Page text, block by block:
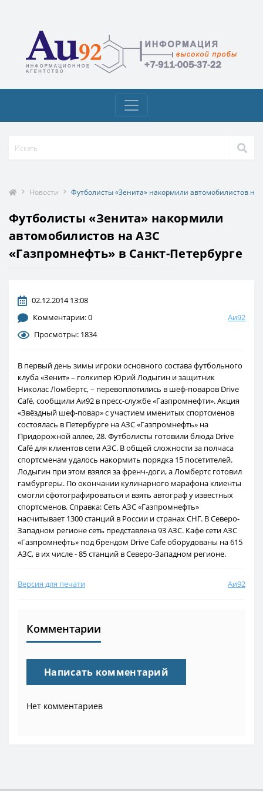
Новости Футболисты «Зенита» накормили автомобилистов на
Футболисты «Зенита» накормили
автомобилистов на АЗС
«Газпромнефть» в Санкт-Петербурге
02.12.2014 13:08
Комментарии: 0
Просмотры: 1834
Аи92
В первый день зимы игроки основного состава футбольного
клуба «Зенит» – голкипер Юрий Лодыгин и защитник
Николас Ломбертс, – перевоплотились в шеф-поваров Drive
Café, сообщили Аи92 в пресс-службе «Газпромнефти». Акция
«Звёздный шеф-повар» с участием именитых спортсменов
состоялась в Петербурге на АЗС «Газпромнефть» на
Придорожной аллее, 28. Футболисты готовили блюда Drive
Café для клиентов сети АЗС. В общей сложности за полчаса
спортсменам удалось накормить порядка 15 посетителей.
Лодыгин при этом взялся за френч-доги, а Ломбертс готовил
гамбургеры. По окончании кулинарного марафона клиенты
смогли сфотографироваться и взять автограф у известных
спортсменов. Справка: Сеть АЗС «Газпромнефть»
насчитывает 1300 станций в России и странах СНГ. В Северо-
Западном регионе сеть представлена 93 АЗС. Кафе сети АЗС
«Газпромнефть» под брендом Drive Cafe оборудованы на 615
АЗС, в их числе - 85 станций в Северо-Западном регионе.
Версия для печати Аи92
Комментарии
Написать комментарий
Нет комментариев